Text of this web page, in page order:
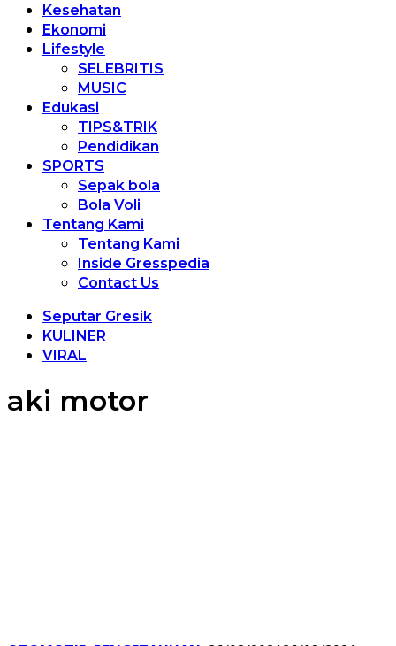
Kesehatan
Ekonomi
Lifestyle
SELEBRITIS
MUSIC
Edukasi
TIPS&TRIK
Pendidikan
SPORTS
Sepak bola
Bola Voli
Tentang Kami
Tentang Kami
Inside Gresspedia
Contact Us
Seputar Gresik
KULINER
VIRAL
aki motor